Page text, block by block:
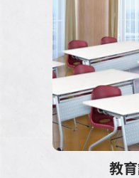
ES鋁
VIO
教